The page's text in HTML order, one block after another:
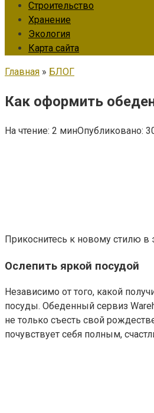
Строительство
Хранение
Экология
Карта сайта
Главная » БЛОГ
Как оформить
На чтение: 2 минОпубликовано:
Прикоснитесь к новому стилю в
Ослепить яркой посудой
Независимо от того, какой
посуды. Обеденный сервиз
не только съесть свой
почувствует себя полным,